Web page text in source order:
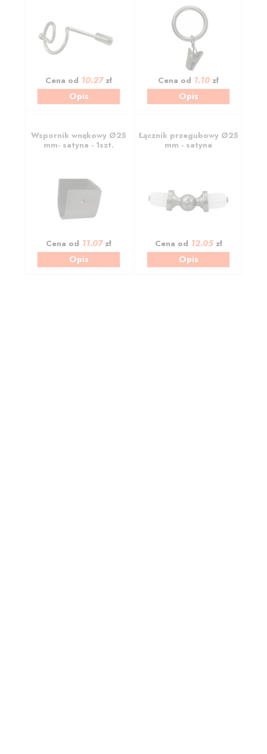
Cena od 10.27zł
Opis
Cena od 1.10 zł
Opis
Wspornik wnękowy Ø25
mm- satyna - 1szt.
Cena od 11.07zł
Opis
Łącznik przegubowy Ø25
mm - satyna
Cena od 12.05zł
Opis